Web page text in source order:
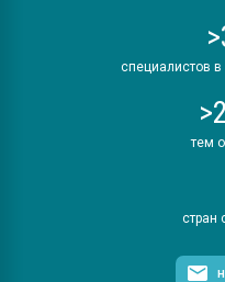
специалистов
тем
стран